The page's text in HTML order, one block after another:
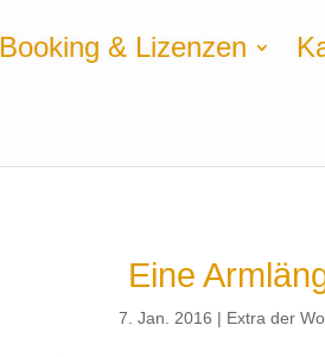
Booking & Lizenzen
Eine
7. Jan. 2016 Extra der